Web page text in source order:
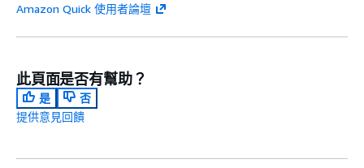
Amazon Quick 使用者論壇
此頁面是否有幫助？
是
否
提供意見回饋